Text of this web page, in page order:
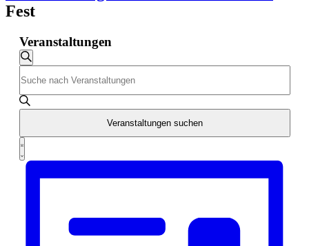
Fest
Veranstaltungen
Veranstaltungen
Suche
und
Ansichten,
Navigation
Suche
Schlüsselwort
eingeben.
Suche
Veranstaltungen
Schlüsselwort.
Veranstaltungen suchen
Veranstaltung
Ansichten-
Liste